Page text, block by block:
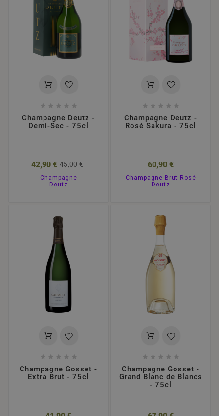
    
Champagne Deutz -
Demi-Sec - 75cl
42,90 € 45,00 €
Champagne
Deutz
    
Champagne Deutz -
Rosé Sakura - 75cl
60,90 €
Champagne Brut Rosé
Deutz
    
Champagne Gosset -
Extra Brut - 75cl
    
Champagne Gosset -
Grand Blanc de Blancs
- 75cl